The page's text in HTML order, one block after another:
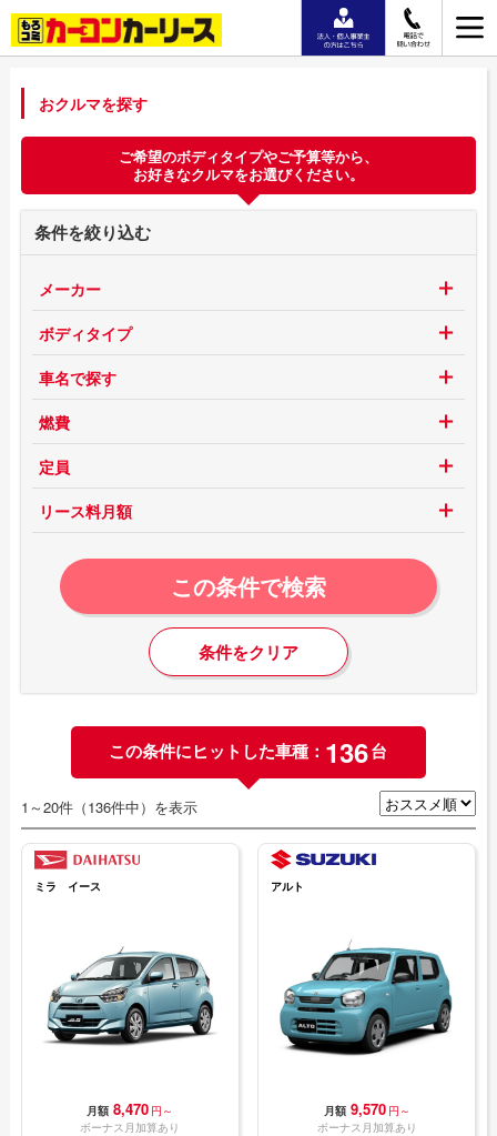
おクルマを探す
ご希望のボディタイプやご予算等から、
お好きなクルマをお選びください。
条件を絞り込む
メーカー
ボディタイプ
車名で探す
燃費
定員
リース料月額
この条件で検索
条件をクリア
この条件にヒットした車種： 136台
1～20件（136件中）を表示
ミラ イース
月額 8,470 円～
ボーナス月加算あり
アルト
月額 9,570 円～
ボーナス月加算あり